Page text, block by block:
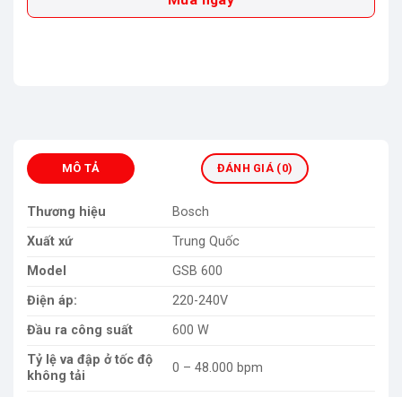
MÔ TẢ ĐÁNH GIÁ (0)
Thương hiệu
Bosch
Xuất xứ
Trung Quốc
Model
GSB 600
Điện áp:
220-240V
Đầu ra công suất
600 W
Tỷ lệ va đập ở tốc độ
không tải
0 – 48.000 bpm